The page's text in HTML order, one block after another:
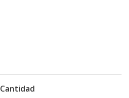
Cantidad